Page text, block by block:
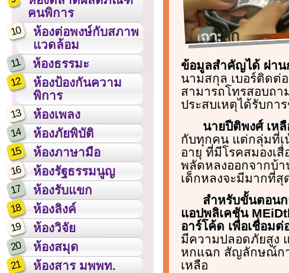
คนพิการ
10
ห้องต่อพงษ์กับสภาพ
แวดล้อม
11 ห้องธรรมะ
12
ห้องป้องกันความ
พิการ
13 ห้องเพลง
14 ห้องภัยพิบัติ
15 ห้องภาษามือ
16 ห้องรัฐธรรมนูญ
17 ห้องรับแขก
18 ห้องลิงค์
19 ห้องวิจัย
20 ห้องสมุด
21 ห้องสาร มพพท.
ข้อมูลสำคัญได้ ผ่าน
นามสกุล เบอร์ติดต่
สามารถโทรสอบถา
ประสบเหตุได้รับกา
นายปีติพงศ์ เห
กับทุกคน แต่กลุ่มที่เ
อายุ ที่มีโรคสมองเ
พลัดหลงออกจากบ้
เด็กหลงจะมีมากที่สุ
สำหรับขั้นตอนก
แอปพลิเคชัน
อาร์โค้ด เพื่อเชื่อม
มีความปลอดภัยสูง
หกแฉก สัญลักษณ์กา
เหลือ